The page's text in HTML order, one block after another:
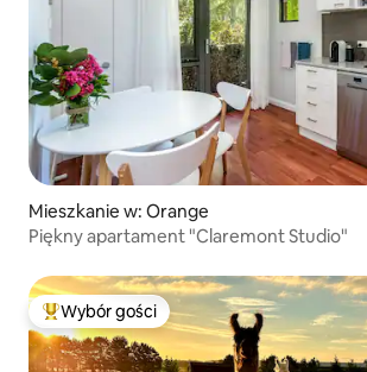
Mieszkanie w: Orange
Piękny apartament "Claremont Studio"
Najpopularniejsze z kategorii Wybór gości
Wybór gości